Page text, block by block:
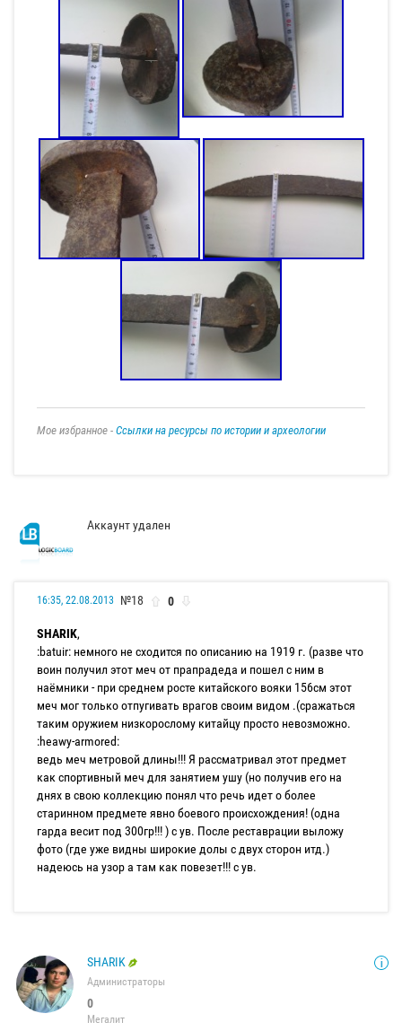
Мое избранное - Ссылки на ресурсы по истории и археологии
Аккаунт удален
16:35, 22.08.2013 №18 0
SHARIK,
:batuir: немного не сходится по описанию на 1919 г. (разве что
воин получил этот меч от прапрадеда и пошел с ним в
наёмники - при среднем росте китайского вояки 156см этот
меч мог только отпугивать врагов своим видом .(сражаться
таким оружием низкорослому китайцу просто невозможно.
:heawy-armored:
ведь меч метровой длины!!! Я рассматривал этот предмет
как спортивный меч для занятием ушу (но получив его на
днях в свою коллекцию понял что речь идет о более
старинном предмете явно боевого происхождения! (одна
гарда весит под 300гр!!! ) с ув. После реставрации выложу
фото (где уже видны широкие долы с двух сторон итд.)
надеюсь на узор а там как повезет!!! с ув.
SHARIK
Администраторы
0
Мегалит